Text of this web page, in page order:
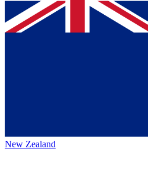
New Zealand